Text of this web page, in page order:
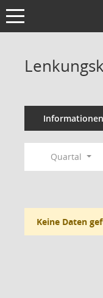
Toggle navigation
Informationen
Quartal
Keine Daten